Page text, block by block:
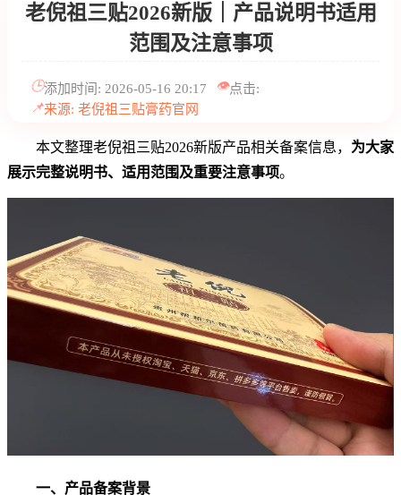
老倪祖三贴2026新版｜产品说明书适用
范围及注意事项
🕒添加时间: 2026-05-16 20:17 👁️点击:
📌来源: 老倪祖三贴膏药官网
本文整理老倪祖三贴2026新版产品相关备案信息， 为大家
展示完整说明书、适用范围及重要注意事项。
一、产品备案背景